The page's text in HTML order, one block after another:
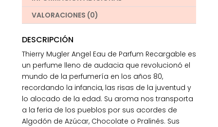
VALORACIONES (0)
DESCRIPCIÓN
Thierry Mugler Angel Eau de Parfum Recargable es
un perfume lleno de audacia que revolucionó el
mundo de la perfumería en los años 80,
recordando la infancia, las risas de la juventud y
lo alocado de la edad. Su aroma nos transporta
a la feria de los pueblos por sus acordes de
Algodón de Azúcar, Chocolate o Pralinés. Sus